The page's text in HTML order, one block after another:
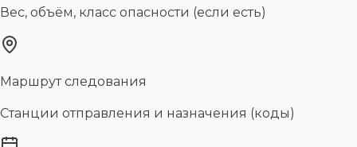
Вес, объём, класс опасности (если есть)
Маршрут следования
Станции отправления и назначения (коды)